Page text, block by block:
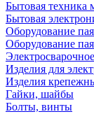
Бытовая техника
Бытовая
Оборудование
Оборудование
Изделия для
Изделия
Гайки, шайбы
Болты, винты